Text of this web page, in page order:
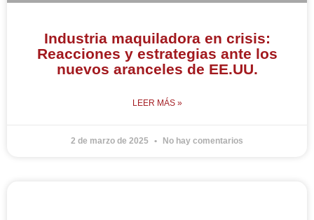
Industria maquiladora en crisis:
Reacciones y estrategias ante los
nuevos aranceles de EE.UU.
LEER MÁS »
2 de marzo de 2025 No hay comentarios